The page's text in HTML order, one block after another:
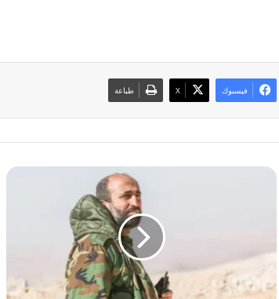
فيسبوك ‫X طباعة
«
5